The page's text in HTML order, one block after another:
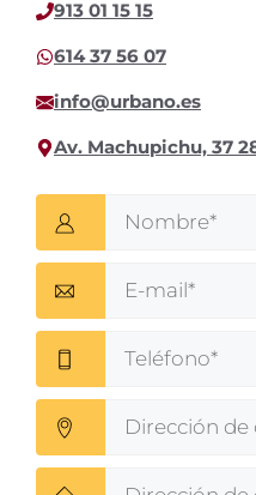
913 01 15 15
614 37 56 07
info@urbano.es
Av. Machupichu, 37